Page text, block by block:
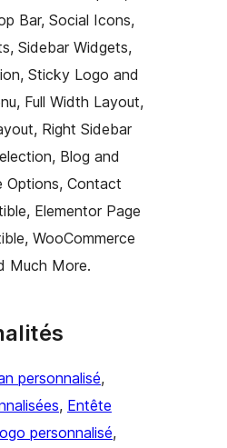
Bar, Social Icons,
Sidebar Widgets,
Sticky Logo and
Full Width Layout,
Right Sidebar
Blog and
Options, Contact
Elementor Page
WooCommerce
Much More.
personnalisé
, Entête
personnalisé